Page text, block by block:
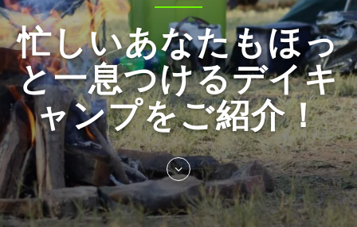
忙しいあなたもほっ
と一息つけるデイキ
ャンプをご紹介！
Skip
to
entry
content